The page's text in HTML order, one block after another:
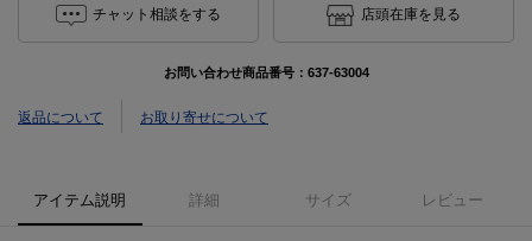
チャット相談をする 店頭在庫を見る
お問い合わせ商品番号： 637-63004
返品について お取り寄せについて
アイテム説明 詳細 サイズ レビュー